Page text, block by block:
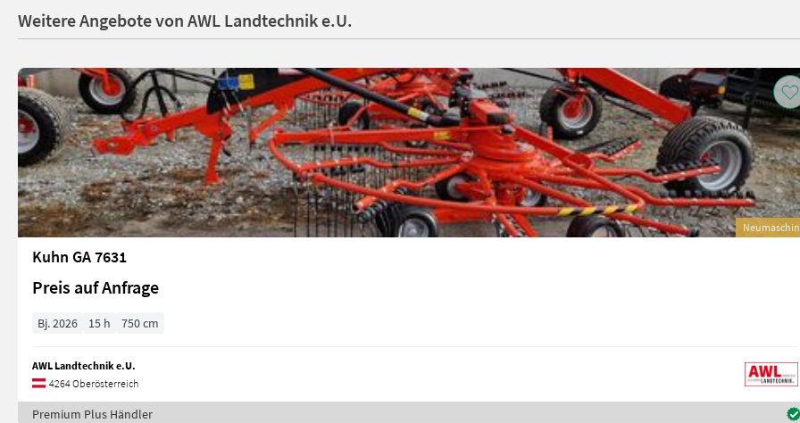
Weitere Angebote von AWL Landtechnik e.U.
Kuhn GA 7631
Preis auf Anfrage
Bj. 2026 15 h 750 cm
AWL Landtechnik e.U.
4264 Oberösterreich
Premium Plus Händler